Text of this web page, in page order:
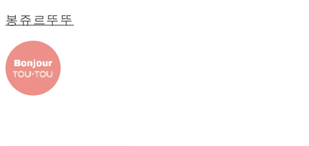
봉쥬르뚜뚜